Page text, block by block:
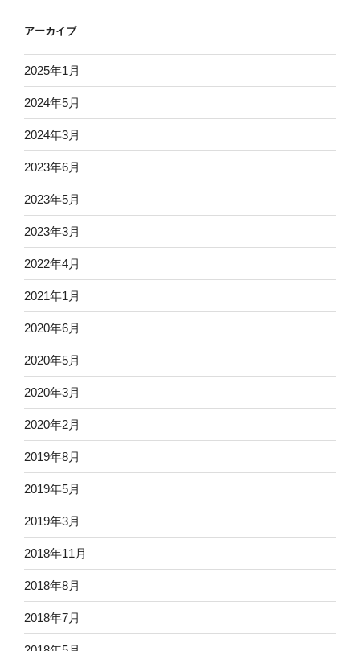
アーカイブ
2025年1月
2024年5月
2024年3月
2023年6月
2023年5月
2023年3月
2022年4月
2021年1月
2020年6月
2020年5月
2020年3月
2020年2月
2019年8月
2019年5月
2019年3月
2018年11月
2018年8月
2018年7月